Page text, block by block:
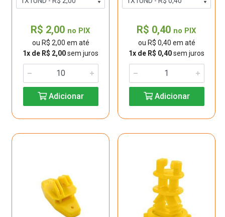
R$ 2,00 no PIX
ou R$ 2,00 em até
1x de R$ 2,00sem juros
Adicionar
R$ 0,40 no PIX
ou R$ 0,40 em até
1x de R$ 0,40sem juros
Adicionar